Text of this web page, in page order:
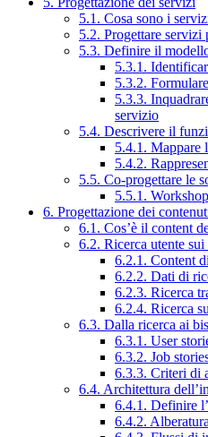
5.1. Cosa sono i
5.2. Progettare
5.3. Definire il
5.3.1.
5.3.2.
5.3.3.
servizio
5.4. Descrivere il
5.4.1. Mappare
5.4.2.
5.5. Co-progettare le
5.5.1.
6. Progettazione dei
6.1. Cos’è il content
6.2. Ricerca utente
6.2.1. Content
6.2.2. Dati di
6.2.3. Ricerca
6.2.4. Ricerca
6.3. Dalla ricerca ai
6.3.1. User
6.3.2. Job
6.3.3. Criteri di
6.4. Architettura
6.4.1. Definire
6.4.2. Alberatura